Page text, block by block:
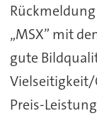
„MSX” mit
gute
Preis-